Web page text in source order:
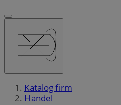
Katalog firm
Handel